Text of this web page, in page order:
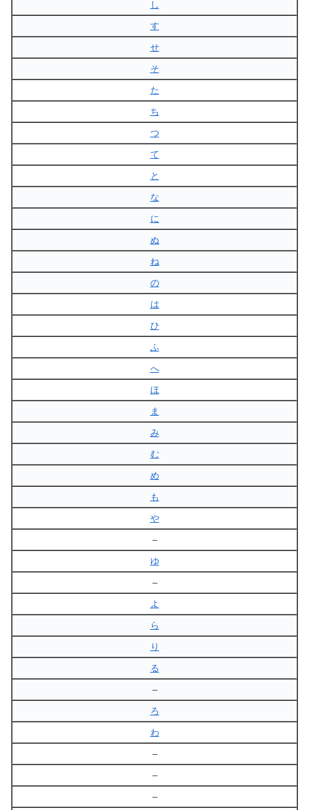
し
す
せ
そ
た
ち
つ
て
と
な
に
ぬ
ね
の
は
ひ
ふ
へ
ほ
ま
み
む
め
も
や
–
ゆ
–
よ
ら
り
る
–
ろ
わ
–
–
–